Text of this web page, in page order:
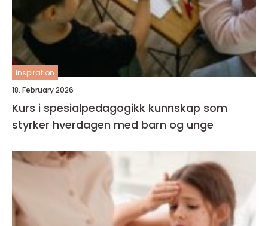
inspiration
18. February 2026
Kurs i spesialpedagogikk kunnskap som
styrker hverdagen med barn og unge